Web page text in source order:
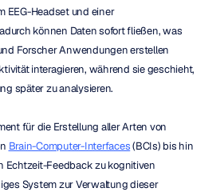
EEG-Headset und einer
können Daten sofort fließen, was
Forscher Anwendungen erstellen
interagieren, während sie geschieht,
später zu analysieren.
für die Erstellung aller Arten von
Brain-Computer-Interfaces (BCIs) bis hin
Echtzeit-Feedback zu kognitiven
System zur Verwaltung dieser